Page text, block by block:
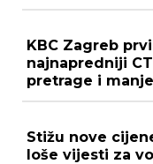
KBC Zagreb
najnapredniji
pretrage i
Stižu nove
loše vijesti za